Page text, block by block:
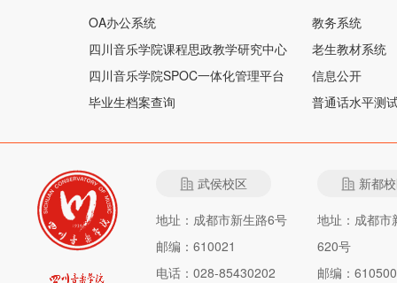
OA办公系统
教务系统
四川音乐学院课程思政教学研究中心
老生教材系统
四川音乐学院SPOC一体化管理平台
信息公开
毕业生档案查询
普通话水平测
武侯校区
地址：成都市新生路6号
邮编：610021
电话：028-85430202
新都
地址：成都市
620号
邮编：610500